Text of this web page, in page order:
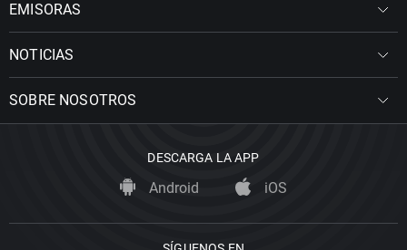
EMISORAS
NOTICIAS
SOBRE NOSOTROS
DESCARGA LA APP
Android iOS